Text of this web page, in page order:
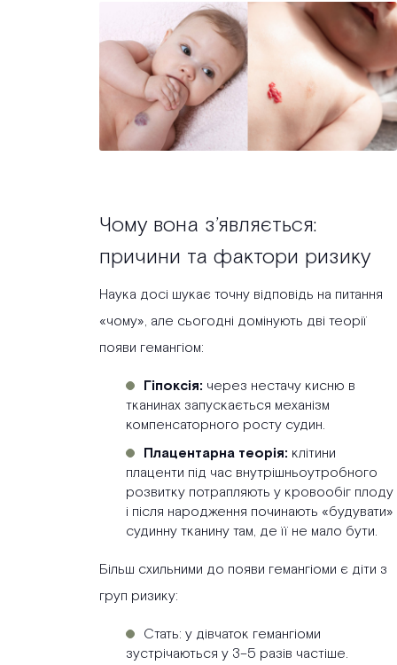
Чому вона з’являється:
причини та фактори ризику
Наука досі шукає точну відповідь на питання
«чому», але сьогодні домінують дві теорії
появи гемангіом:
Гіпоксія: через нестачу кисню в
тканинах запускається механізм
компенсаторного росту судин.
Плацентарна теорія: клітини
плаценти під час внутрішньоутробного
розвитку потрапляють у кровообіг плоду
і після народження починають «будувати»
судинну тканину там, де її не мало бути.
Більш схильними до появи гемангіоми є діти з
груп ризику:
Стать: у дівчаток гемангіоми
зустрічаються у 3–5 разів частіше.